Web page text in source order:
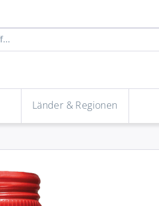
Länder & Regionen